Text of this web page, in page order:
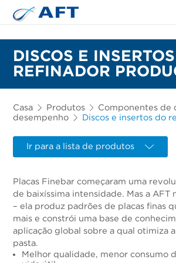
DISCOS E
REFINADOR
Casa Produtos
Componentes de
desempenho
Discos e insertos do
Ir para a lista de produtos
Placas Finebar começaram uma
de baixíssima intensidade. Mas a AFT
– ela produz padrões de placas finas
mais e constrói uma base de
aplicação global sobre a qual otimiza
pasta.
Melhor qualidade, menor consumo